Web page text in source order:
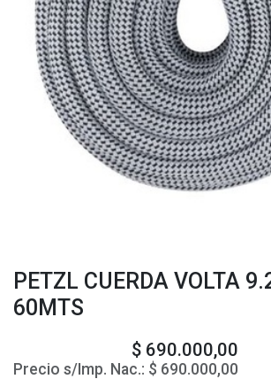
PETZL CUERDA VOLTA
60MTS
$ 690.000,00
Precio s/Imp. Nac.: $ 690.000,00